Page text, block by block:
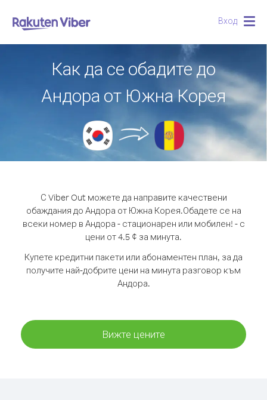
Вход
Как да се обадите до
Андора от Южна Корея
С Viber Out можете да направите качествени
обаждания до Андора от Южна Корея.Обадете се на
всеки номер в Андора - стационарен или мобилен! - с
цени от 4.5 ¢ за минута.
Купете кредитни пакети или абонаментен план, за да
получите най-добрите цени на минута разговор към
Андора.
Вижте цените